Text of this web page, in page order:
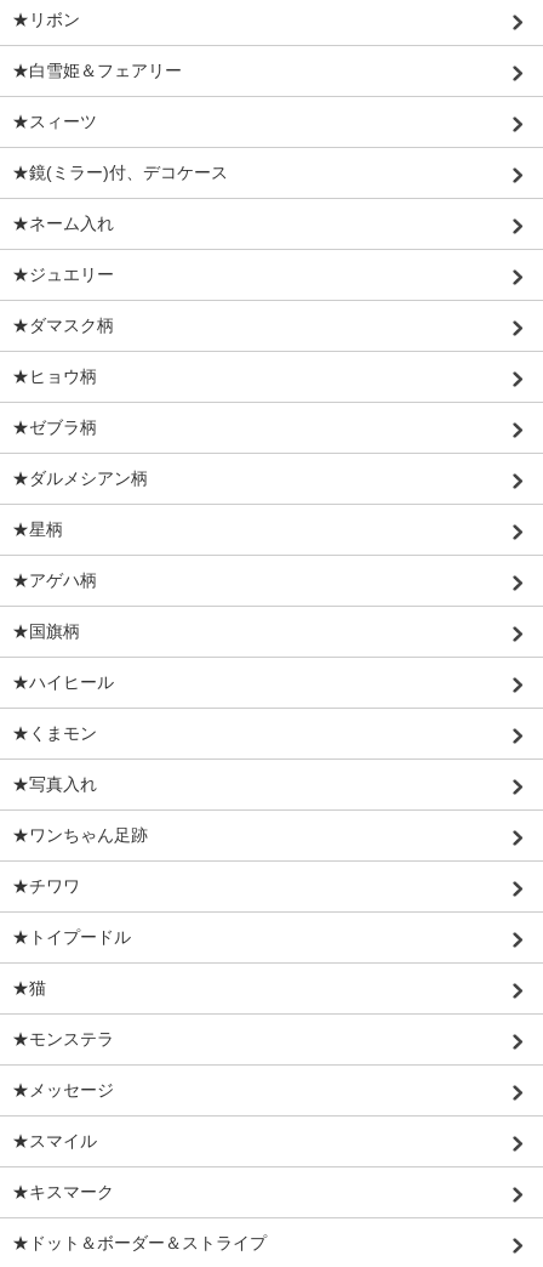
★リボン
★白雪姫＆フェアリー
★スィーツ
★鏡(ミラー)付、デコケース
★ネーム入れ
★ジュエリー
★ダマスク柄
★ヒョウ柄
★ゼブラ柄
★ダルメシアン柄
★星柄
★アゲハ柄
★国旗柄
★ハイヒール
★くまモン
★写真入れ
★ワンちゃん足跡
★チワワ
★トイプードル
★猫
★モンステラ
★メッセージ
★スマイル
★キスマーク
★ドット＆ボーダー＆ストライプ